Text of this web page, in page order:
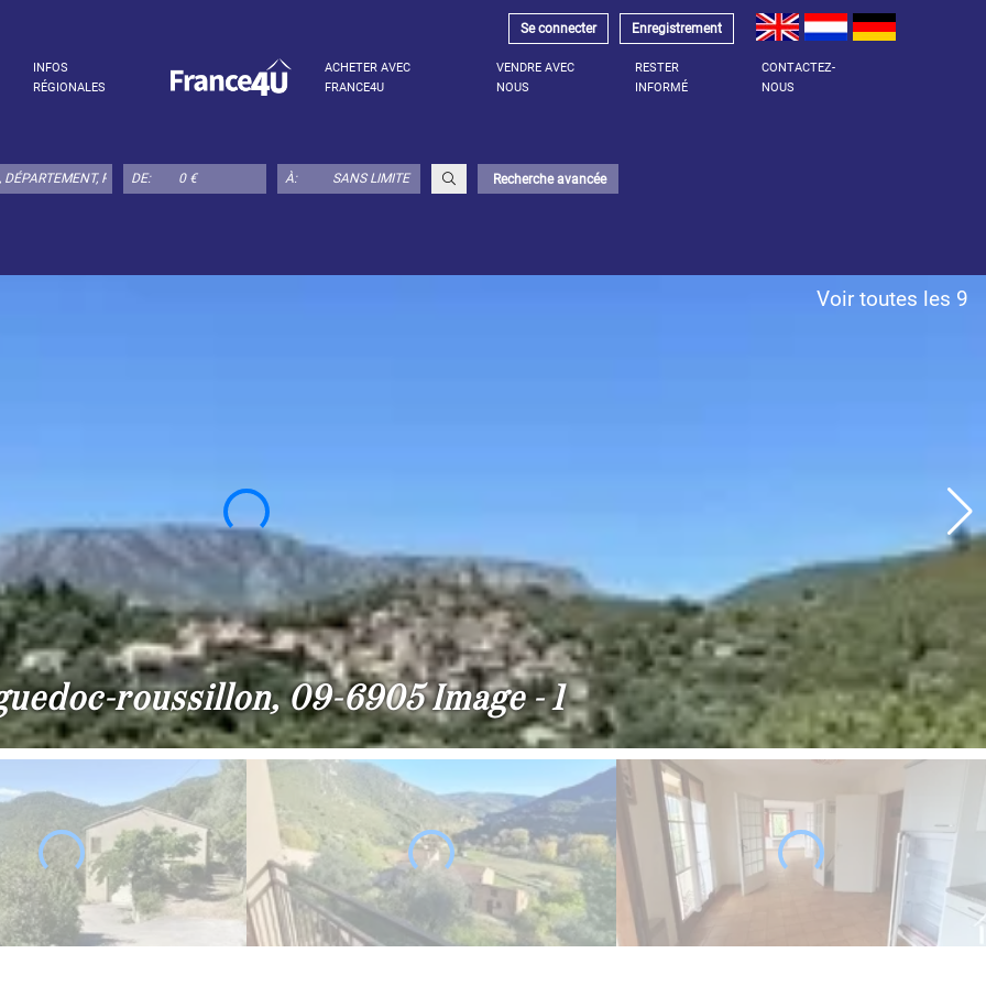
Se connecter Enregistrement
INFOS
RÉGIONALES
ACHETER AVEC
FRANCE4U
VENDRE AVEC
NOUS
RESTER
INFORMÉ
CONTACTEZ-
NOUS
DE: À: Recherche avancée
Voir toutes les 9
roussillon, 09-6905 Image - 1